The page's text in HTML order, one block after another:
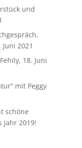
und
2021
18. Juni
mit Peggy
schöne
2019!